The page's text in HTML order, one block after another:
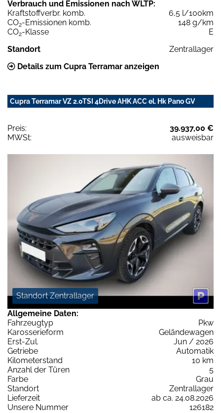
Verbrauch und Emissionen nach WLTP:
Kraftstoffverbr. komb.
6,5 l/100km
CO2-Emissionen komb.
148 g/km
CO2-Klasse
E
Standort
Zentrallager
Details zum Cupra Terramar anzeigen
Cupra Terramar VZ 2.0TSI 4Drive AHK ACC el. Hk Pano GV
Preis:
39.937,00 €
MWSt:
ausweisbar
Standort Zentrallager
Allgemeine Daten:
Fahrzeugtyp
Pkw
Karosserieform
Geländewagen
Erst-Zul.
Jun / 2026
Getriebe
Automatik
Kilometerstand
10 km
Anzahl der Türen
5
Farbe
Grau
Standort
Zentrallager
Lieferzeit
ab ca. 24.08.2026
Unsere Nummer
126182